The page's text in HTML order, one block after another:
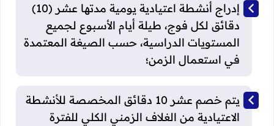
إدراج أنشطة اعتيادية يومية مدتها عشر (10)
دقائق لكل فوج، طيلة أيام الأسبوع لجميع
المستويات الدراسية، حسب الصيغة المعتمدة
في استعمال الزمن؛
يتم خصم عشر 10 دقائق المخصصة للأنشطة
الاعتيادية من الغلاف الزمني الكلي للفترة